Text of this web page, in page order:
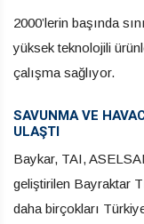
2000’lerin başında
yüksek teknolojili
çalışma sağlıyor.
SAVUNMA VE
ULAŞTI
Baykar, TAI,
geliştirilen Bayraktar
daha birçokları